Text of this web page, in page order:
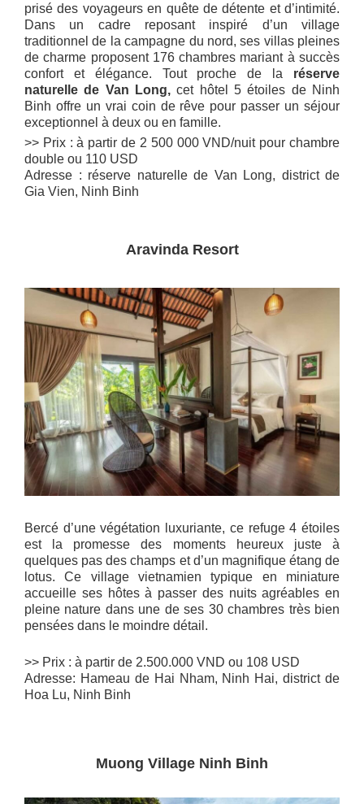
prisé des voyageurs en quête de détente et d’intimité.
Dans un cadre reposant inspiré d’un village
traditionnel de la campagne du nord, ses villas pleines
de charme proposent 176 chambres mariant à succès
confort et élégance. Tout proche de la réserve
naturelle de Van Long, cet hôtel 5 étoiles de Ninh
Binh offre un vrai coin de rêve pour passer un séjour
exceptionnel à deux ou en famille.
>> Prix : à partir de 2 500 000 VND/nuit pour chambre
double ou 110 USD
Adresse : réserve naturelle de Van Long, district de
Gia Vien, Ninh Binh
Aravinda Resort
Bercé d’une végétation luxuriante, ce refuge 4 étoiles
est la promesse des moments heureux juste à
quelques pas des champs et d’un magnifique étang de
lotus. Ce village vietnamien typique en miniature
accueille ses hôtes à passer des nuits agréables en
pleine nature dans une de ses 30 chambres très bien
pensées dans le moindre détail.
>> Prix : à partir de 2.500.000 VND ou 108 USD
Adresse: Hameau de Hai Nham, Ninh Hai, district de
Hoa Lu, Ninh Binh
Muong Village Ninh Binh